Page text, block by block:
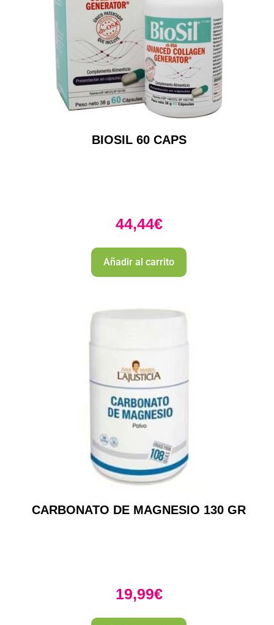
BIOSIL 60 CAPS
44,44€
Añadir al carrito
CARBONATO DE MAGNESIO 130 GR
19,99€